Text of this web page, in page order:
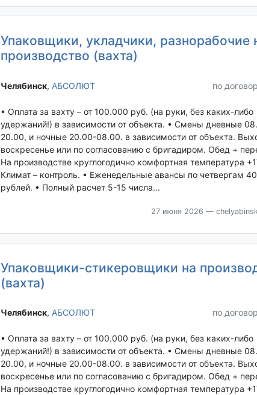
Упаковщики, укладчики, разнорабочие
производство (вахта)
Челябинск‎, АБСОЛЮТ по
• Оплата за вахту – от 100.000 руб. (на руки, без каких-либо
удержаний!) в зависимости от объекта. • Смены дневные
20.00, и ночные 20.00-08.00. в зависимости от объекта.
воскресенье или по согласованию с бригадиром. Обед +
На производстве круглогодично комфортная температура
Климат – контроль. • Еженедельные авансы по четвергам
рублей. • Полный расчет 5-15 числа...
27 июня 2026 —
Упаковщики-стикеровщики на
(вахта)
Челябинск‎, АБСОЛЮТ по
• Оплата за вахту – от 100.000 руб. (на руки, без каких-либо
удержаний!) в зависимости от объекта. • Смены дневные
20.00, и ночные 20.00-08.00. в зависимости от объекта.
воскресенье или по согласованию с бригадиром. Обед +
На производстве круглогодично комфортная температура